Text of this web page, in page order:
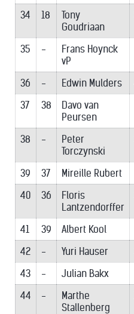
34 18
Tony
Goudriaan
35 -
Frans Hoynck
vP
36 - Edwin Mulders
37
38
Davo van
Peursen
38 -
Peter
Torczynski
39 37 Mireille Rubert
40
36
Floris
Lantzendorffer
41 39 Albert Kool
42
- Yuri Hauser
43
- Julian Bakx
44
-
Marthe
Stallenberg